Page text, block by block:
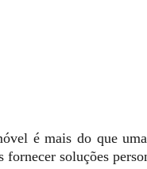
é mais do que
soluções